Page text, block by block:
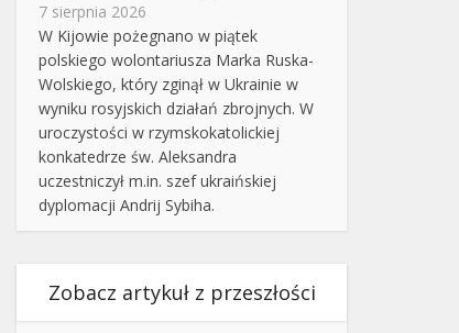
7 sierpnia 2026
W Kijowie pożegnano w piątek
polskiego wolontariusza Marka Ruska-
Wolskiego, który zginął w Ukrainie w
wyniku rosyjskich działań zbrojnych. W
uroczystości w rzymskokatolickiej
konkatedrze św. Aleksandra
uczestniczył m.in. szef ukraińskiej
dyplomacji Andrij Sybiha.
Zobacz artykuł z przeszłości